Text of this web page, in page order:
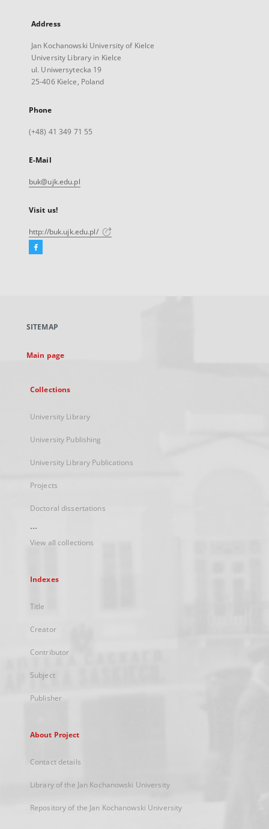
Address
Jan Kochanowski University of Kielce
University Library in Kielce
ul. Uniwersytecka 19
25-406 Kielce, Poland
Phone
(+48) 41 349 71 55
E-Mail
buk@ujk.edu.pl
Visit us!
http://buk.ujk.edu.pl/
Facebook
new
SITEMAP
Main page
Collections
University Library
University Publishing
University Library Publications
Projects
Doctoral dissertations
...
View all collections
Indexes
Title
Creator
Contributor
Subject
Publisher
About Project
Contact details
Library of the Jan Kochanowski University
Repository of the Jan Kochanowski University